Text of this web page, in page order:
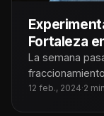
Fortaleza
La semana
48 horas.
12 feb., 2024·2